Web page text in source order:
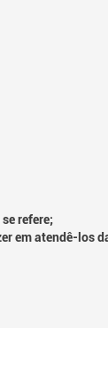
refere;
em atendê-los